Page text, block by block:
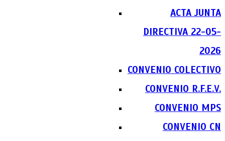
ACTA JUNTA
DIRECTIVA 22-05-
2026
CONVENIO COLECTIVO
CONVENIO R.F.E.V.
CONVENIO MPS
CONVENIO CN